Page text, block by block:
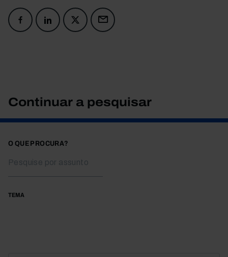
Continuar a pesquisar
O QUE PROCURA?
TEMA